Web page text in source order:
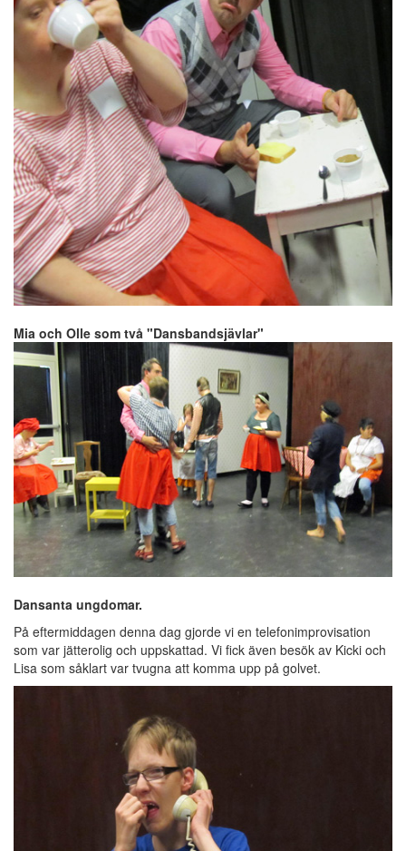
Mia och Olle som två "Dansbandsjävlar"
Dansanta ungdomar.
På eftermiddagen denna dag gjorde vi en telefonimprovisation
som var jätterolig och uppskattad. Vi fick även besök av Kicki och
Lisa som såklart var tvugna att komma upp på golvet.